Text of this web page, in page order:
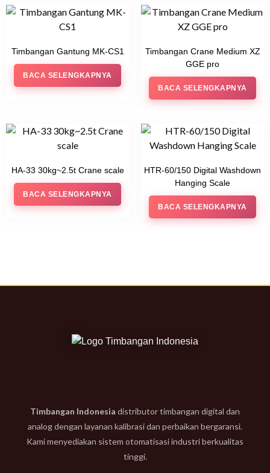
Timbangan Gantung MK-CS1
BACA SELENGKAPNYA
Timbangan Crane Medium XZ
GGE pro
BACA SELENGKAPNYA
HA-33 30kg~2.5t Crane scale
BACA SELENGKAPNYA
HTR-60/150 Digital Washdown
Hanging Scale
BACA SELENGKAPNYA
Timbangan Indonesia distributor timbangan digital dan
analog dengan layanan kalibrasi dan perbaikan bergaransi.
Kami menyediakan sistem otomatisasi industri berkualitas
tinggi.